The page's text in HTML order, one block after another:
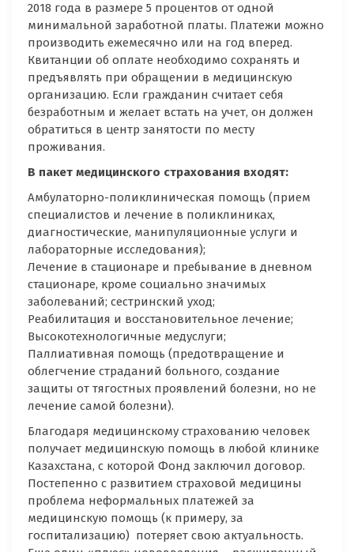
2018 года в размере 5 процентов от одной
минимальной заработной платы. Платежи можно
производить ежемесячно или на год вперед.
Квитанции об оплате необходимо сохранять и
предъявлять при обращении в медицинскую
организацию. Если гражданин считает себя
безработным и желает встать на учет, он должен
обратиться в центр занятости по месту
проживания.
В пакет медицинского страхования входят:
Амбулаторно-поликлиническая помощь (прием
специалистов и лечение в поликлиниках,
диагностические, манипуляционные услуги и
лабораторные исследования);
Лечение в стационаре и пребывание в дневном
стационаре, кроме социально значимых
заболеваний; сестринский уход;
Реабилитация и восстановительное лечение;
Высокотехнологичные медуслуги;
Паллиативная помощь (предотвращение и
облегчение страданий больного, создание
защиты от тягостных проявлений болезни, но не
лечение самой болезни).
Благодаря медицинскому страхованию человек
получает медицинскую помощь в любой клинике
Казахстана, с которой Фонд заключил договор.
Постепенно с развитием страховой медицины
проблема неформальных платежей за
медицинскую помощь (к примеру, за
госпитализацию) потеряет свою актуальность.